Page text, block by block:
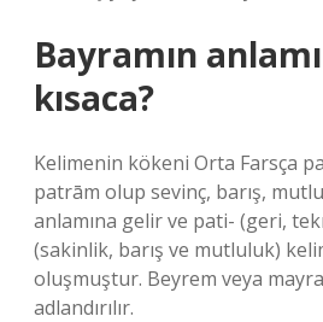
Bayramın
kısaca?
Kelimenin kökeni Orta Farsça
patrām olup sevinç, barış,
anlamına gelir ve pati- (geri,
(sakinlik, barış ve mutluluk)
oluşmuştur. Beyrem veya
adlandırılır.